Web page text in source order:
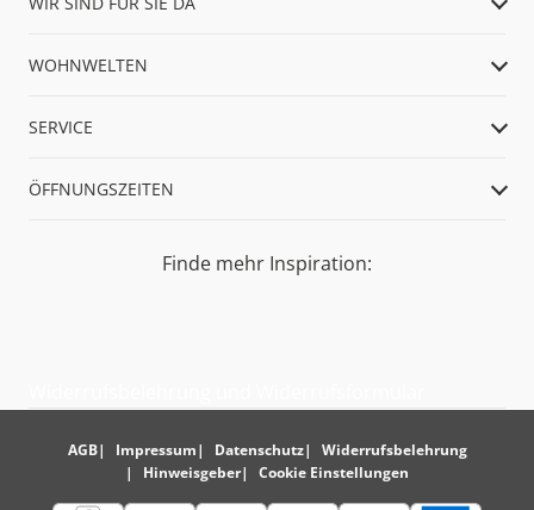
WOHNWELTEN
SERVICE
ÖFFNUNGSZEITEN
Finde mehr Inspiration:
AGB Impressum Datenschutz
Widerrufsbelehrung
Hinweisgeber
Cookie Einstellungen